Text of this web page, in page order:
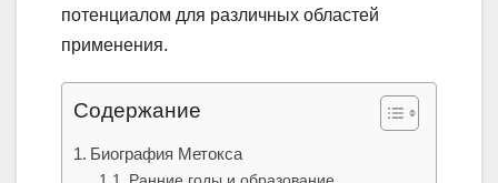
потенциалом для различных областей
применения.
Содержание
Биография Метокса